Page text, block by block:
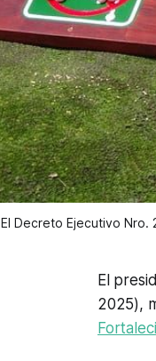
El Decreto Ejecutivo Nro.
El
2025),